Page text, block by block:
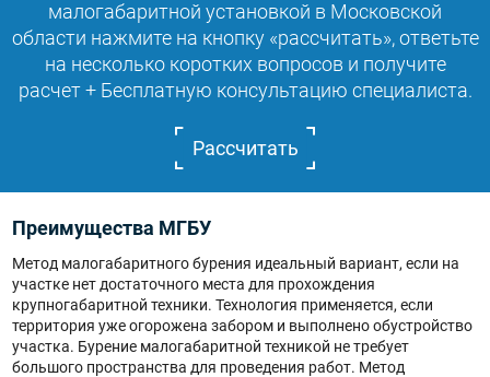
малогабаритной установкой в Московской
области нажмите на кнопку «рассчитать», ответьте
на несколько коротких вопросов и получите
расчет + Бесплатную консультацию специалиста.
Рассчитать
Преимущества МГБУ
Метод малогабаритного бурения идеальный вариант, если на
участке нет достаточного места для прохождения
крупногабаритной техники. Технология применяется, если
территория уже огорожена забором и выполнено обустройство
участка. Бурение малогабаритной техникой не требует
большого пространства для проведения работ. Метод